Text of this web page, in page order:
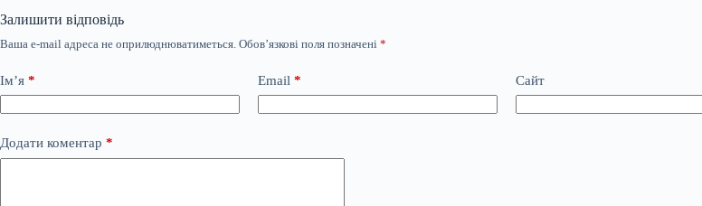
Залишити відповідь
Ваша e-mail адреса не оприлюднюватиметься. Обов’язкові поля позначені *
Ім’я * Email * Сайт
Додати коментар *